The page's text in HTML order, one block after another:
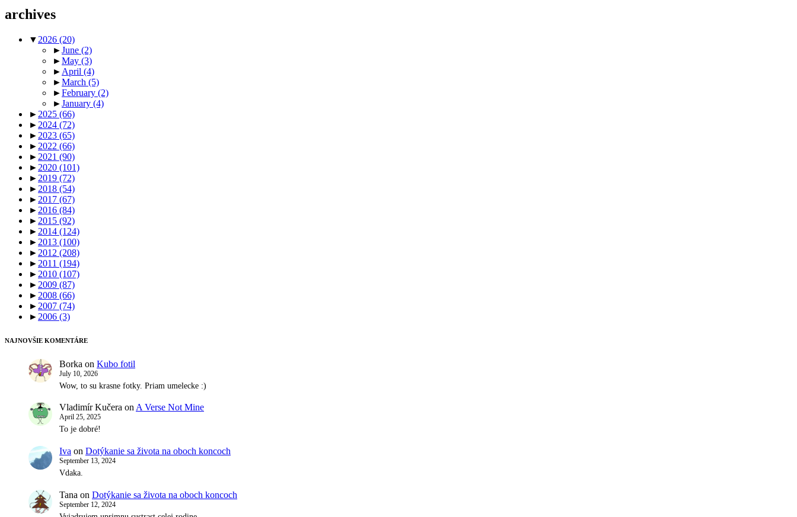
archives
▼ 2026 (20)
►June (2)
►May (3)
► April (4)
►March (5)
►February (2)
►January (4)
► 2025 (66)
► 2024 (72)
► 2023 (65)
► 2022 (66)
► 2021 (90)
► 2020 (101)
► 2019 (72)
► 2018 (54)
► 2017 (67)
► 2016 (84)
► 2015 (92)
► 2014 (124)
► 2013 (100)
► 2012 (208)
► 2011 (194)
► 2010 (107)
► 2009 (87)
► 2008 (66)
► 2007 (74)
► 2006 (3)
NAJNOVŠIE KOMENTÁRE
Borka on Kubo fotil
July 10, 2026
Wow, to su krasne fotky. Priam umelecke :)
Vladimír Kučera on A Verse Not Mine
April 25, 2025
To je dobré!
Iva on Dotýkanie sa života na oboch koncoch
September 13, 2024
Vdaka.
Tana on Dotýkanie sa života na oboch koncoch
September 12, 2024